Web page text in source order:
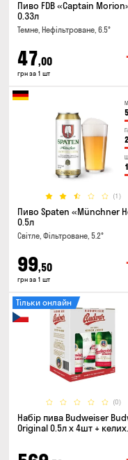
Пиво FDB «Captain
0.33л
Темне, Нефільтроване, 6.5°
47,00
грн за 1 шт
(1)
Пиво Spaten «Münchner
0.5л
Світле, Фільтроване, 5.2°
99,50
грн за 1 шт
(0)
Тільки онлайн
Набір пива Budweiser
Original 0.5л х 4шт + келих